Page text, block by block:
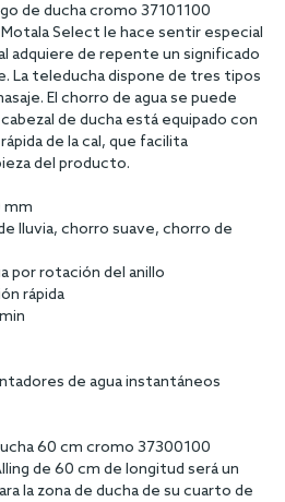
de ducha cromo 37101100
Select le hace sentir especial
adquiere de repente un significado
teleducha dispone de tres tipos
El chorro de agua se puede
de ducha está equipado con
de la cal, que facilita
del producto.
mm
lluvia, chorro suave, chorro de
por rotación del anillo
rápida
de agua instantáneos
60 cm cromo 37300100
de 60 cm de longitud será un
la zona de ducha de su cuarto de